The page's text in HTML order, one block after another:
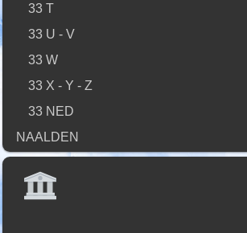
33 T
33 U - V
33 W
33 X - Y - Z
33 NED
NAALDEN